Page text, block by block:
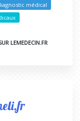
médical
LEMEDECIN.FR